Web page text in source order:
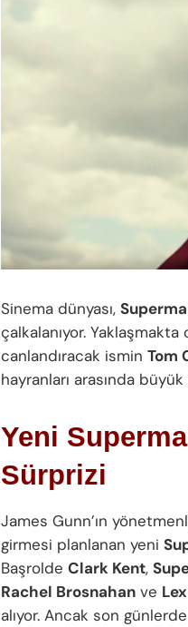
Sinema dünyası,
çalkalanıyor.
canlandıracak ismin Tom
hayranları arasında
Yeni
Sürprizi
James Gunn’ın
girmesi planlanan yeni
Başrolde Clark Kent,
Rachel Brosnahan ve
alıyor. Ancak son